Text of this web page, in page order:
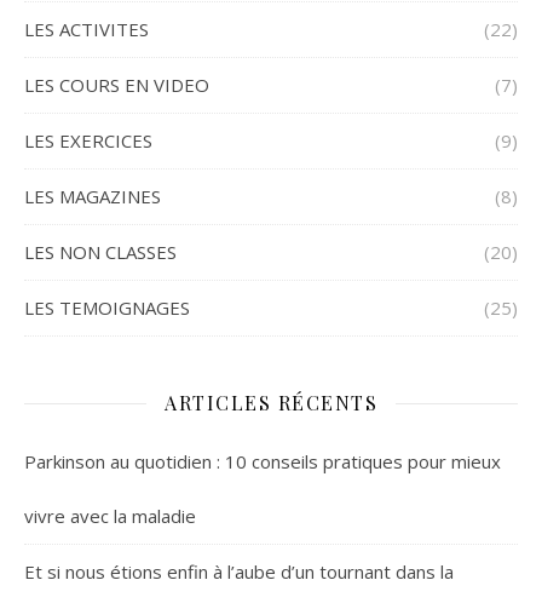
LES ACTIVITES (22)
LES COURS EN VIDEO (7)
LES EXERCICES (9)
LES MAGAZINES (8)
LES NON CLASSES (20)
LES TEMOIGNAGES (25)
ARTICLES RÉCENTS
Parkinson au quotidien : 10 conseils pratiques pour mieux
vivre avec la maladie
Et si nous étions enfin à l’aube d’un tournant dans la